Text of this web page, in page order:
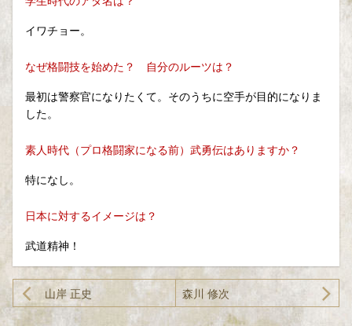
イワチョー。
なぜ格闘技を始めた？ 自分のルーツは？
最初は警察官になりたくて。そのうちに空手が目的になりま
した。
素人時代（プロ格闘家になる前）武勇伝はありますか？
特になし。
日本に対するイメージは？
武道精神！
山岸 正史 森川 修次